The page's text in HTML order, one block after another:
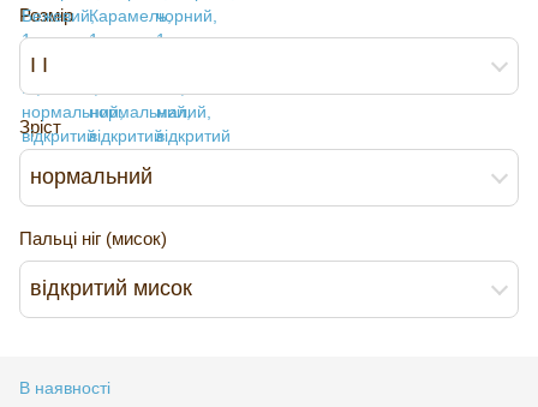
Розмір
I I
Зріст
нормальний
Пальці ніг (мисок)
відкритий мисок
В наявності